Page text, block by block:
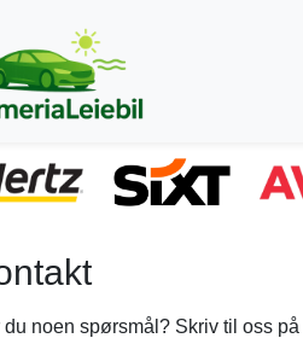
du noen spørsmål? Skriv til oss på